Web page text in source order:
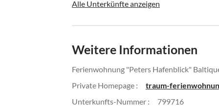
Alle Unterkünfte anzeigen
Weitere Informationen
Ferienwohnung "Peters Hafenblick"
Private Homepage :
traum-
Unterkunfts-Nummer :
799716